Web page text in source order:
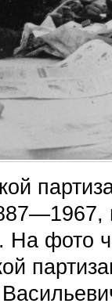
На фото